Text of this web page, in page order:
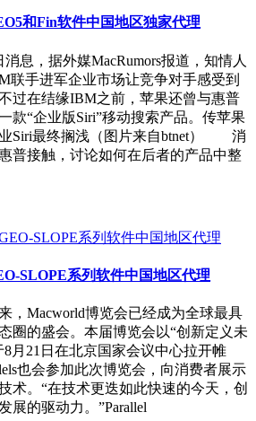
和Fin软件中国地区独家代理
息，据外媒MacRumors报道，知情人
联手进军企业市场让竞争对手感受到
过在结缘IBM之前，苹果还曾与惠普
款“企业版Siri”移动搜索产品。传苹果
Siri最终搁浅（图片来自btnet） 消
普接触，讨论如何在后者的产品中整
SLOPE系列软件中国地区代理
，Macworld博览会已经成为全球最具
圈的盛会。本届博览会以“创新定义未
8月21日在北京国家会议中心拉开帷
也会参加此次博览会，向消费者展示
术。“在技术更迭如此快速的今天，创
展的驱动力。”Parallel